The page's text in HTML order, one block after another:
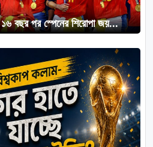
১৬ বছর পর স্পেনের শিরোপা জয়...